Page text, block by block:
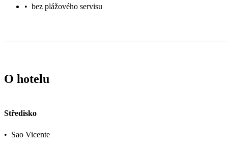
• bez plážového servisu
O hotelu
Středisko
• Sao Vicente